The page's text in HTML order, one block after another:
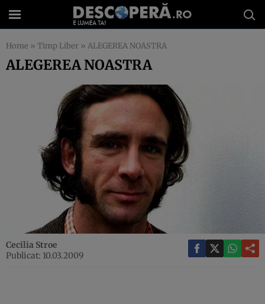
Home » Timp Liber » ALEGEREA NOASTRA
ALEGEREA NOASTRA
Cecilia Stroe
Publicat: 10.03.2009